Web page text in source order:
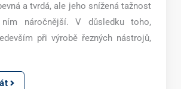
a tvrdá, ale jeho snížená tažnost
náročnější. V důsledku toho,
při výrobě řezných nástrojů,